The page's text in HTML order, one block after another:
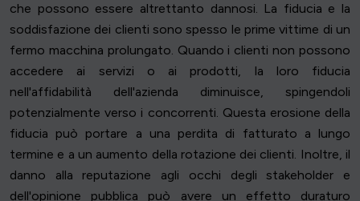
che possono essere altrettanto dannosi. La fiducia e la
soddisfazione dei clienti sono spesso le prime vittime di un
fermo macchina prolungato. Quando i clienti non possono
accedere ai servizi o ai prodotti, la loro fiducia
nell'affidabilità dell'azienda diminuisce, spingendoli
potenzialmente verso i concorrenti. Questa erosione della
fiducia può portare a una perdita di fatturato a lungo
termine e a un aumento della rotazione dei clienti. Inoltre, il
danno alla reputazione agli occhi degli stakeholder e
dell'opinione pubblica può avere un effetto duraturo